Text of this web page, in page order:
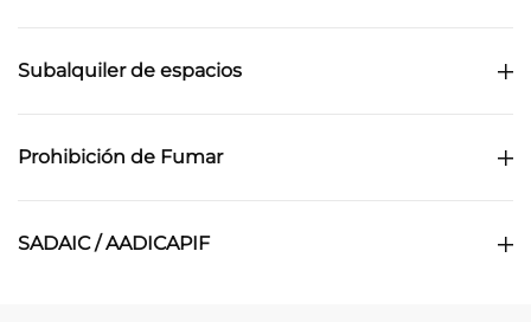
Subalquiler de espacios
Prohibición de Fumar
SADAIC / AADICAPIF